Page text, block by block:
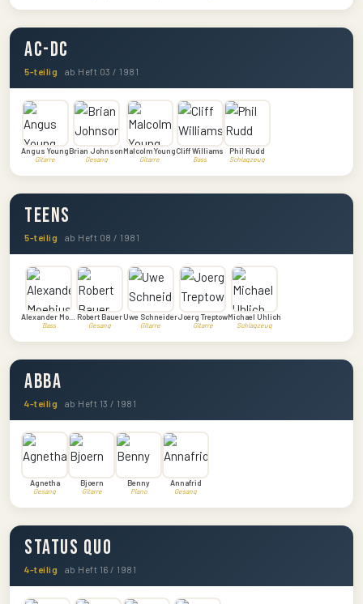
AC-DC
5-teilig ab Heft 03 / 1981
Angus Young
Gitarre
Brian Johnson
Gesang
Malcolm Young
Gitarre
Cliff Williams
Bass
Phil Rudd
Schlagzeug
Teens
5-teilig ab Heft 08 / 1981
Bass
Robert Bauer
Gesang
Uwe Schneider
Gitarre
Joerg Treptow
Gitarre
Michael Uhlich
Schlagzeug
ABBA
4-teilig ab Heft 13 / 1981
Agnetha
Gesang
Bjoern
Gitarre
Benny
Piano
Annafrid
Gesang
Status Quo
4-teilig ab Heft 16 / 1981